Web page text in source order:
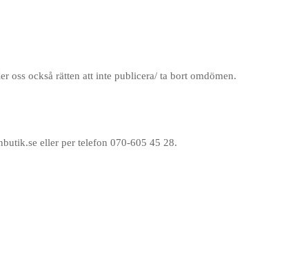
oss också rätten att inte publicera/ ta bort omdömen.
eller per telefon 070-605 45 28.